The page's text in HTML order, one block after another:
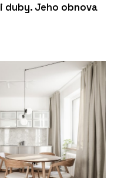
duby. Jeho obnova